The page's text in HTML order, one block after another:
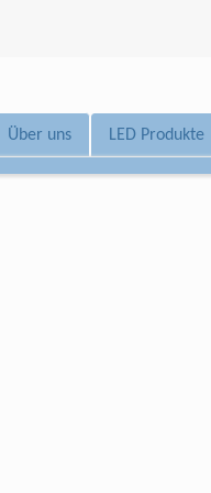
Über uns LED Produkte